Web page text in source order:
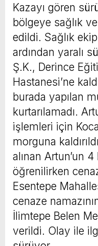
Kazayı gören
bölgeye sağlık
edildi. Sağlık
ardından yaralı
Ş.K., Derince
Hastanesi’ne
burada yapılan
kurtarılamadı.
işlemleri için
morguna
alınan Artun’un
öğrenilirken
Esentepe
cenaze
İlimtepe Belen
verildi. Olay ile